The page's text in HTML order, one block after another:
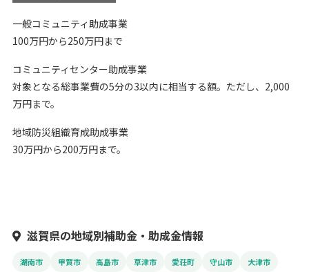
一般コミュニティ助成事業
100万円から250万円まで
コミュニティセンター助成事業
対象となる総事業費の5分の3以内に相当する額。ただし、2,000
万円まで。
地域防災組織育成助成事業
30万円から200万円まで。
滋賀県の地域別補助金・助成金情報
湖南市 甲賀市 高島市 草津市 愛荘町 守山市
大津市